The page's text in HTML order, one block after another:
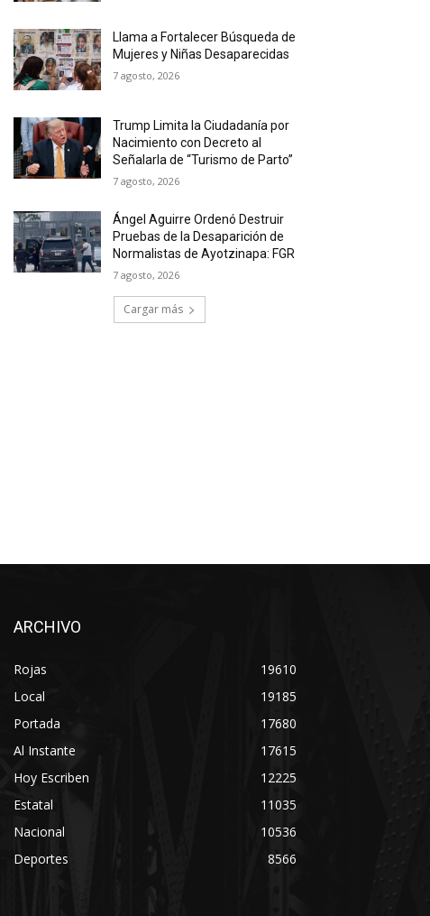
Llama a Fortalecer Búsqueda de
Mujeres y Niñas Desaparecidas
7 agosto, 2026
Trump Limita la Ciudadanía por
Nacimiento con Decreto al
Señalarla de “Turismo de Parto”
7 agosto, 2026
Ángel Aguirre Ordenó Destruir
Pruebas de la Desaparición de
Normalistas de Ayotzinapa: FGR
7 agosto, 2026
Cargar más
ARCHIVO
Rojas
19610
Local
19185
Portada
17680
Al Instante
17615
Hoy Escriben
12225
Estatal
11035
Nacional
10536
Deportes
8566